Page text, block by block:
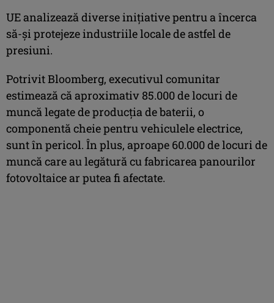
UE analizează diverse iniţiative pentru a încerca
să-şi protejeze industriile locale de astfel de
presiuni.
Potrivit Bloomberg, executivul comunitar
estimează că aproximativ 85.000 de locuri de
muncă legate de producţia de baterii, o
componentă cheie pentru vehiculele electrice,
sunt în pericol. În plus, aproape 60.000 de locuri de
muncă care au legătură cu fabricarea panourilor
fotovoltaice ar putea fi afectate.